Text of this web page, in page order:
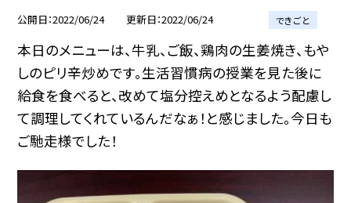
公開日 2022/06/24 更新日 2022/06/24 できごと
本日のメニューは、牛乳、ご飯、鶏肉の生姜焼き、もや
しのピリ辛炒めです。生活習慣病の授業を見た後に
給食を食べると、改めて塩分控えめとなるよう配慮し
て調理してくれているんだなぁ！と感じました。今日も
ご馳走様でした！